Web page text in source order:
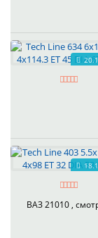
ВАЗ 21010 ,